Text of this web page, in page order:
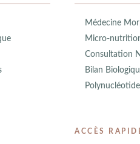
Médecine
Micro-
Consultation
Bilan
ACCÈS